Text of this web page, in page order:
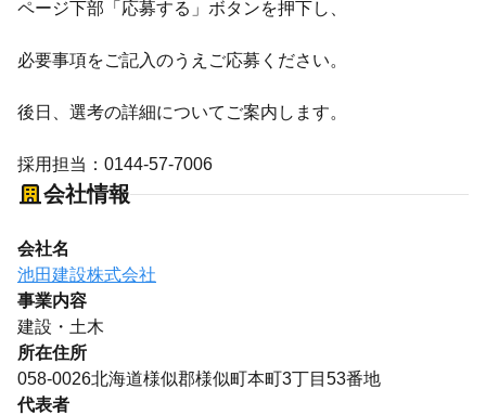
ページ下部「応募する」ボタンを押下し、
必要事項をご記入のうえご応募ください。
後日、選考の詳細についてご案内します。
採用担当：0144-57-7006
会社情報
会社名
池田建設株式会社
事業内容
建設・土木
所在住所
058-0026北海道様似郡様似町本町3丁目53番地
代表者